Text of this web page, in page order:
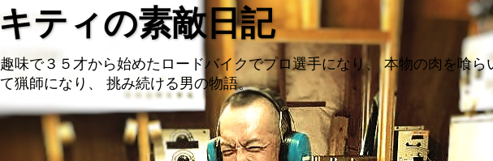
キティの素敵日記
趣味で３５才から始めたロードバイクでプロ選手になり、 本物の肉を喰ら
て猟師になり、 挑み続ける男の物語。